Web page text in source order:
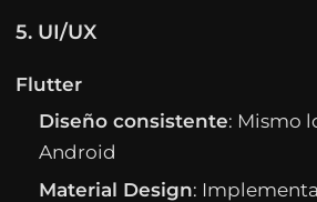
5. UI/UX
Flutter
Diseño consistente: Mismo
Android
Material Design: